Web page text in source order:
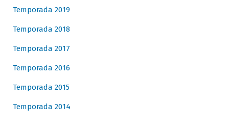
Temporada 2019
Temporada 2018
Temporada 2017
Temporada 2016
Temporada 2015
Temporada 2014